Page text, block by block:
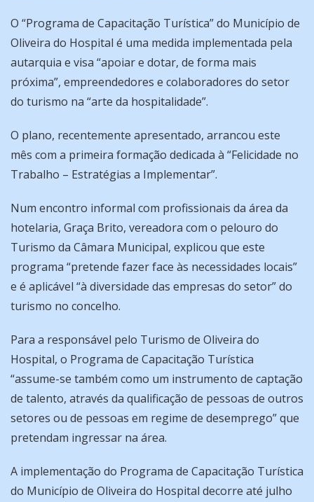
O “Programa de Capacitação Turística” do Município de
Oliveira do Hospital é uma medida implementada pela
autarquia e visa “apoiar e dotar, de forma mais
próxima”, empreendedores e colaboradores do setor
do turismo na “arte da hospitalidade”.
O plano, recentemente apresentado, arrancou este
mês com a primeira formação dedicada à “Felicidade no
Trabalho – Estratégias a Implementar”.
Num encontro informal com profissionais da área da
hotelaria, Graça Brito, vereadora com o pelouro do
Turismo da Câmara Municipal, explicou que este
programa “pretende fazer face às necessidades locais”
e é aplicável “à diversidade das empresas do setor” do
turismo no concelho.
Para a responsável pelo Turismo de Oliveira do
Hospital, o Programa de Capacitação Turística
“assume-se também como um instrumento de captação
de talento, através da qualificação de pessoas de outros
setores ou de pessoas em regime de desemprego” que
pretendam ingressar na área.
A implementação do Programa de Capacitação Turística
do Município de Oliveira do Hospital decorre até julho